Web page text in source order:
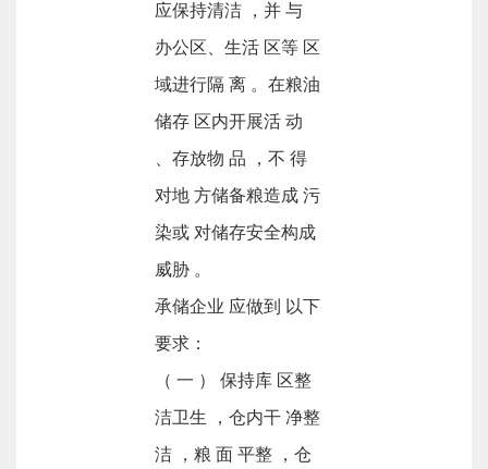
应保持清洁 ，并 与
办公区、生活 区等 区
域进行隔 离 。在粮油
储存 区内开展活 动
、存放物 品 ，不 得
对地 方储备粮造成 污
染或 对储存安全构成
威胁 。
承储企业 应做到 以下
要求：
（ 一 ） 保持库 区整
洁卫生 ，仓内干 净整
洁 ，粮 面 平整 ，仓